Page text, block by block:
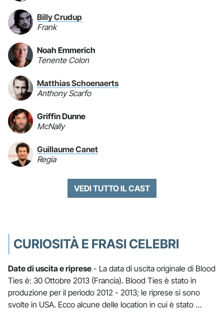
Billy Crudup
Frank
Noah Emmerich
Tenente Colon
Matthias Schoenaerts
Anthony Scarfo
Griffin Dunne
McNally
Guillaume Canet
Regia
VEDI TUTTO IL CAST
CURIOSITÀ E FRASI CELEBRI
Date di uscita e riprese - La data di uscita originale di Blood
Ties è: 30 Ottobre 2013 (Francia). Blood Ties è stato in
produzione per il periodo 2012 - 2013; le riprese si sono
svolte in USA. Ecco alcune delle location in cui è stato …